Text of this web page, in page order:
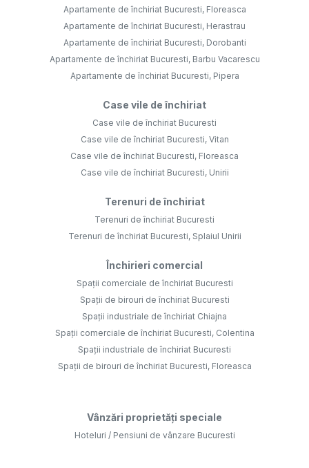
Apartamente de închiriat Bucuresti, Floreasca
Apartamente de închiriat Bucuresti, Herastrau
Apartamente de închiriat Bucuresti, Dorobanti
Apartamente de închiriat Bucuresti, Barbu Vacarescu
Apartamente de închiriat Bucuresti, Pipera
Case vile de închiriat
Case vile de închiriat Bucuresti
Case vile de închiriat Bucuresti, Vitan
Case vile de închiriat Bucuresti, Floreasca
Case vile de închiriat Bucuresti, Unirii
Terenuri de închiriat
Terenuri de închiriat Bucuresti
Terenuri de închiriat Bucuresti, Splaiul Unirii
Închirieri comercial
Spații comerciale de închiriat Bucuresti
Spații de birouri de închiriat Bucuresti
Spații industriale de închiriat Chiajna
Spații comerciale de închiriat Bucuresti, Colentina
Spații industriale de închiriat Bucuresti
Spații de birouri de închiriat Bucuresti, Floreasca
Vânzări proprietăți speciale
Hoteluri / Pensiuni de vânzare Bucuresti